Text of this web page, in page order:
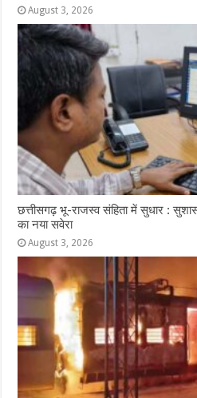
August 3, 2026
छत्तीसगढ़ भू-राजस्व संहिता में सुधार :
का नया सवेरा
August 3, 2026